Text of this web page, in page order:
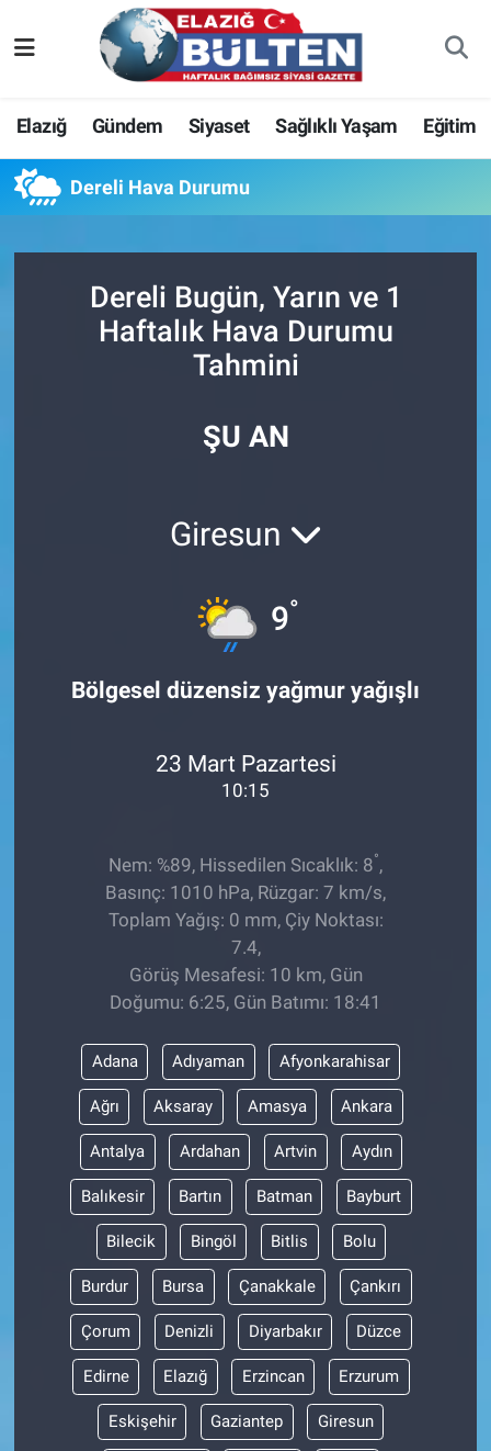
Elazığ Gündem Siyaset Sağlıklı Yaşam Eğitim
Dereli Hava Durumu
Dereli Bugün, Yarın ve 1
Haftalık Hava Durumu
Tahmini
ŞU AN
Giresun
9°
Bölgesel düzensiz yağmur yağışlı
23 Mart Pazartesi
10:15
Nem: %89, Hissedilen Sıcaklık: 8°,
Basınç: 1010 hPa, Rüzgar: 7 km/s,
Toplam Yağış: 0 mm, Çiy Noktası:
7.4,
Görüş Mesafesi: 10 km, Gün
Doğumu: 6:25, Gün Batımı: 18:41
Adana Adıyaman Afyonkarahisar
Ağrı Aksaray Amasya Ankara
Antalya Ardahan Artvin Aydın
Balıkesir Bartın Batman Bayburt
Bilecik Bingöl Bitlis Bolu
Burdur Bursa Çanakkale Çankırı
Çorum Denizli Diyarbakır Düzce
Edirne Elazığ Erzincan Erzurum
Eskişehir Gaziantep Giresun
Asayiş
Bilim-Teknoloji
Eğitim
Ekonomi
Elazığ
Sağlıklı Yaşam
Yaşam
Nöbetçi Eczaneler
Hava Durumu
Namaz Vakitleri
Trafik Durumu
Süper Lig Puan Durumu ve Fikstür
Son Dakika Haberleri